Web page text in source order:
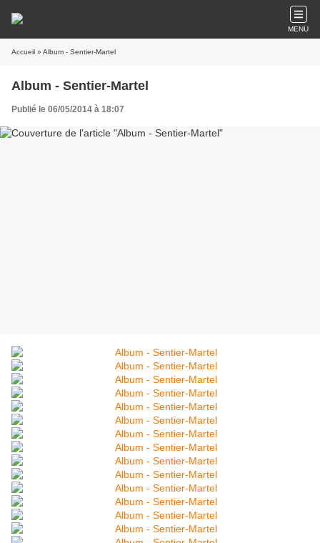
MENU
Accueil » Album - Sentier-Martel
Album - Sentier-Martel
Publié le 06/05/2014 à 18:07